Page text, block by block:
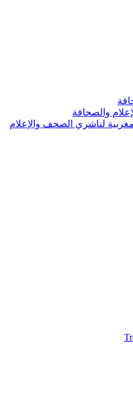
والصحافة
لناشري الصحف والإعلام